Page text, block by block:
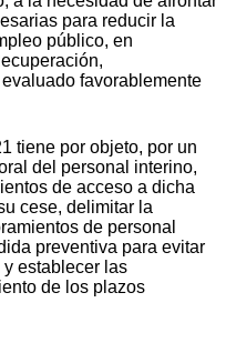
para reducir la
público, en
favorablemente
tiene por objeto, por un
del personal interino,
de acceso a dicha
cese, delimitar la
de personal
preventiva para evitar
establecer las
de los plazos